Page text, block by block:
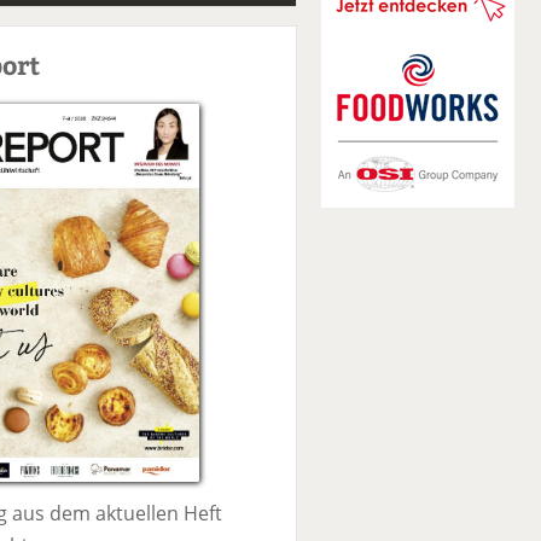
S
u
aus dem aktuellen Heft